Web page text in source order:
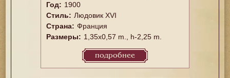
Год: 1900
Стиль: Людовик XVI
Страна: Франция
Размеры: 1,35x0,57 m., h-2,25 m.
подробнее